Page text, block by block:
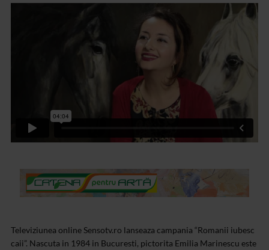
Televiziunea online Sensotv.ro lanseaza campania “Romanii iubesc
caii”. Nascuta in 1984 in Bucuresti, pictorita Emilia Marinescu este